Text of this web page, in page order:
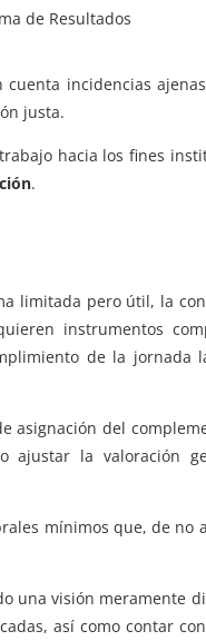
de Resultados
cuenta incidencias
justa.
hacia los fines
.
limitada pero útil, la
instrumentos
de la jornada
asignación del
ajustar la valoración
mínimos que, de no
una visión meramente
así como contar